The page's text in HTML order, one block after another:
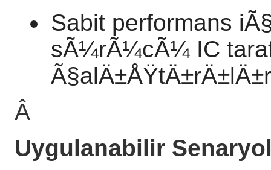
Sabit performans
sÃ¼rÃ¼cÃ¼ IC
Â
Uygulanabilir